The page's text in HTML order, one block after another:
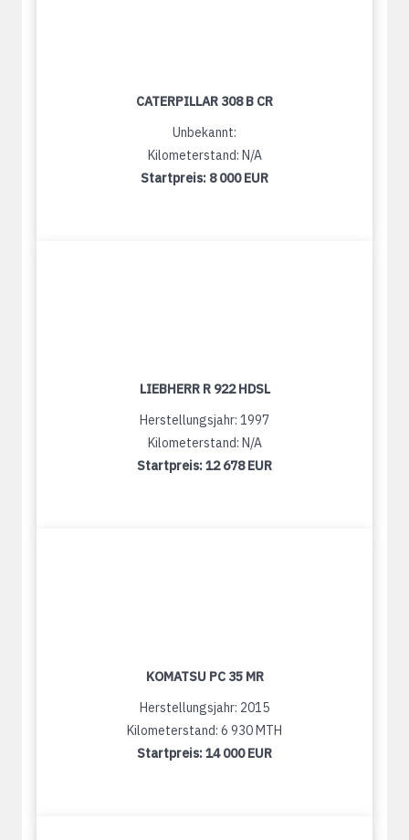
CATERPILLAR 308 B CR
Unbekannt:
Kilometerstand: N/A
Startpreis: 8 000 EUR
LIEBHERR R 922 HDSL
Herstellungsjahr: 1997
Kilometerstand: N/A
Startpreis:12 678 EUR
KOMATSU PC 35 MR
Herstellungsjahr: 2015
Kilometerstand: 6 930 MTH
Startpreis:14 000 EUR